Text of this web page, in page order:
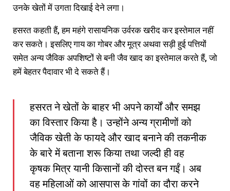
उनके खेतों में उगता दिखाई देने लगा।
हसरत कहती हैं, हम महंगे रासायनिक उर्वरक खरीद कर इस्तेमाल नहीं
कर सकते। इसलिए गाय का गोबर और मूत्र अथवा सड़ी हुई पत्तियों
समेत अन्य जैविक अपशिष्टों से बनी जैव खाद का इस्तेमाल करते हैं, जो
हमें बेहतर पैदावार भी दे सकते हैं।
हसरत ने खेतों के बाहर भी अपने कार्यों और समझ
का विस्तार किया है। उन्होंने अन्य ग्रामीणों को
जैविक खेती के फायदे और खाद बनाने की तकनीक
के बारे में बताना शरू किया तथा जल्दी ही वह
कृषक मित्र यानी किसानों की दोस्त बन गईं। अब
वह महिलाओं को आसपास के गांवों का दौरा करने